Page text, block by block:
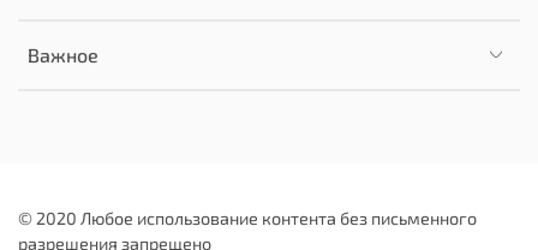
Важное
© 2020 Любое использование контента без письменного
разрешения запрещено